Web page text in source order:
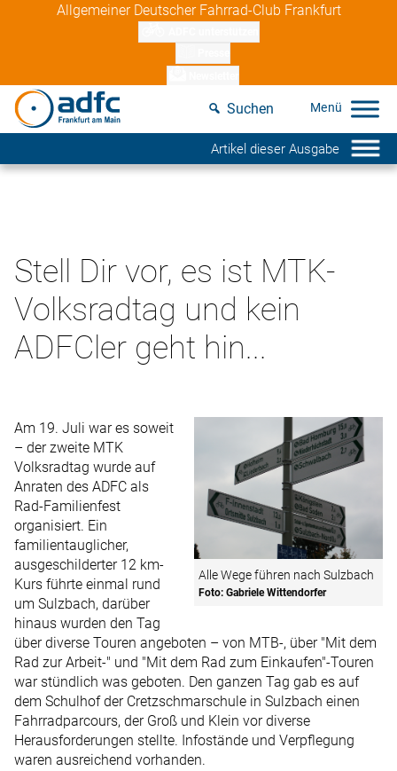
Allgemeiner Deutscher Fahrrad-Club Frankfurt
Suchen
Artikel dieser Ausgabe
Stell Dir vor, es ist MTK-
Volksradtag und kein
ADFCler geht hin...
Alle Wege führen nach Sulzbach
Foto: Gabriele Wittendorfer
Am 19. Juli war es soweit
– der zweite MTK
Volksradtag wurde auf
Anraten des ADFC als
Rad-Familienfest
organisiert. Ein
familientauglicher,
ausgeschilderter 12 km-
Kurs führte einmal rund
um Sulzbach, darüber
hinaus wurden den Tag
über diverse Touren angeboten – von MTB-, über "Mit dem
Rad zur Arbeit-" und "Mit dem Rad zum Einkaufen"-Touren
war stündlich was geboten. Den ganzen Tag gab es auf
dem Schulhof der Cretzschmarschule in Sulzbach einen
Fahrradparcours, der Groß und Klein vor diverse
Herausforderungen stellte. Infostände und Verpflegung
waren ausreichend vorhanden.